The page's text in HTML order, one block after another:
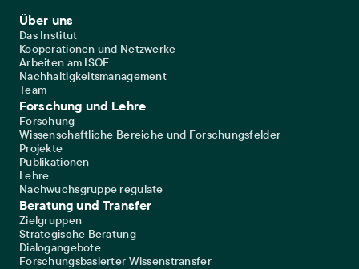
Footer Main Navigation
Über uns
Das Institut
Kooperationen und Netzwerke
Arbeiten am ISOE
Nachhaltigkeitsmanagement
Team
Forschung und Lehre
Forschung
Wissenschaftliche Bereiche und Forschungsfelder
Projekte
Publikationen
Lehre
Nachwuchsgruppe regulate
Beratung und Transfer
Zielgruppen
Strategische Beratung
Dialogangebote
Forschungsbasierter Wissenstransfer